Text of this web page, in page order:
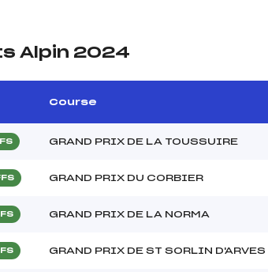
Alpin 2024
Course
GRAND PRIX DE LA TOUSSUIRE
GRAND PRIX DU CORBIER
GRAND PRIX DE LA NORMA
GRAND PRIX DE ST SORLIN D'ARVES